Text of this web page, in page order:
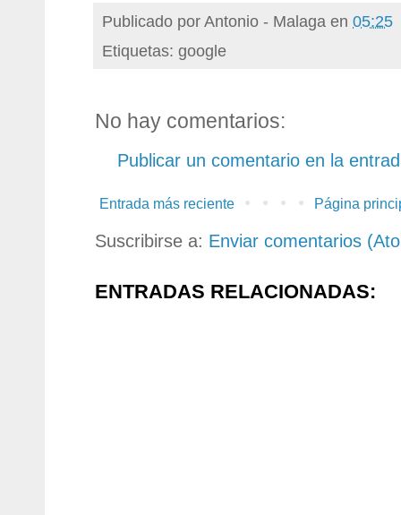
Publicado porAntonio - Malaga en 05:25
Etiquetas: google
No hay comentarios:
Publicar un comentario en la
Entrada más reciente Página
Suscribirse a: Enviar comentarios
ENTRADAS RELACIONADAS: